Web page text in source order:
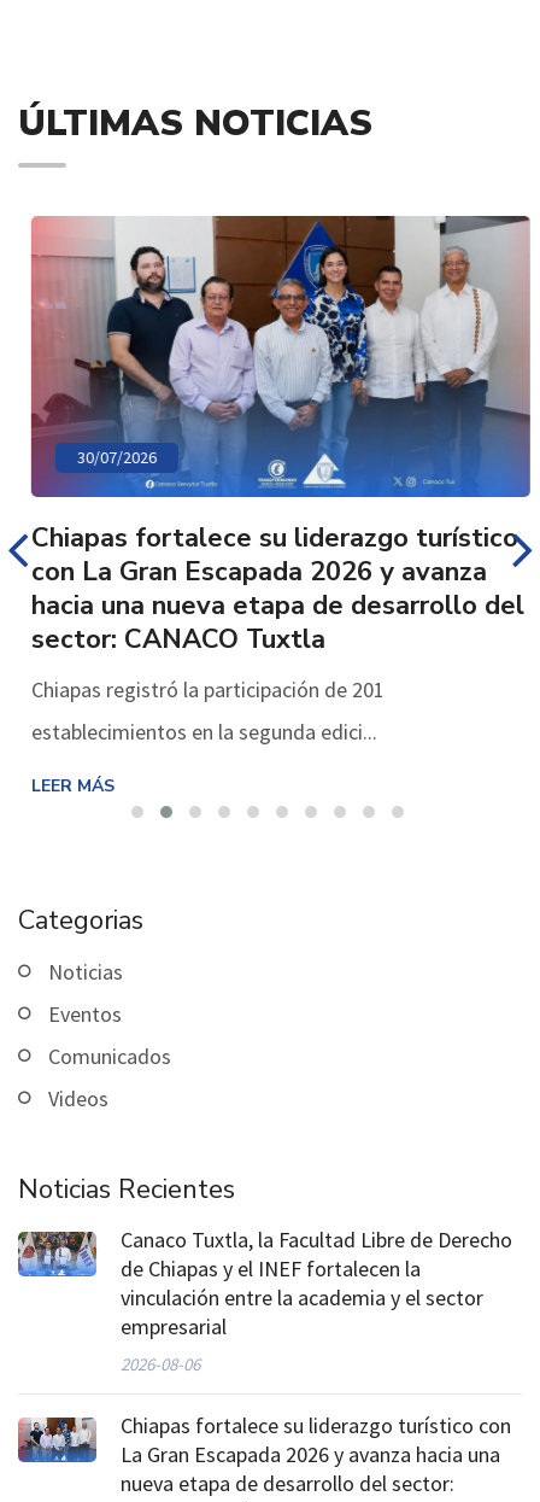
ÚLTIMAS NOTICIAS
30/07/2026
Chiapas fortalece su liderazgo turístico
con La Gran Escapada 2026 y avanza
hacia una nueva etapa de desarrollo del
sector: CANACO Tuxtla
Chiapas registró la participación de 201
establecimientos en la segunda edici...
LEER MÁS
Categorias
Noticias
Eventos
Comunicados
Videos
Noticias Recientes
Canaco Tuxtla, la Facultad Libre de Derecho
de Chiapas y el INEF fortalecen la
vinculación entre la academia y el sector
empresarial
2026-08-06
Chiapas fortalece su liderazgo turístico con
La Gran Escapada 2026 y avanza hacia una
nueva etapa de desarrollo del sector: